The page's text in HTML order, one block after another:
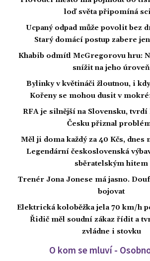
loď světa připomíná
Ucpaný odpad může povolit bez
Starý domácí postup zabere
Khabib odmítl McGregorovu hru:
snížit na jeho úroveň
Bylinky v květináči žloutnou, i
Kořeny se mohou dusit v
RFA je silnější na Slovensku, tvrdí
Česku přiznal
Měl ji doma každý za 40 Kčs, dnes
Legendární československá
sběratelským hitem
Trenér Jona Jonese má jasno.
bojovat
Elektrická koloběžka jela 70 km/h
Řidič měl soudní zákaz řídit a
zvládne i stovku
O kom se mluví -